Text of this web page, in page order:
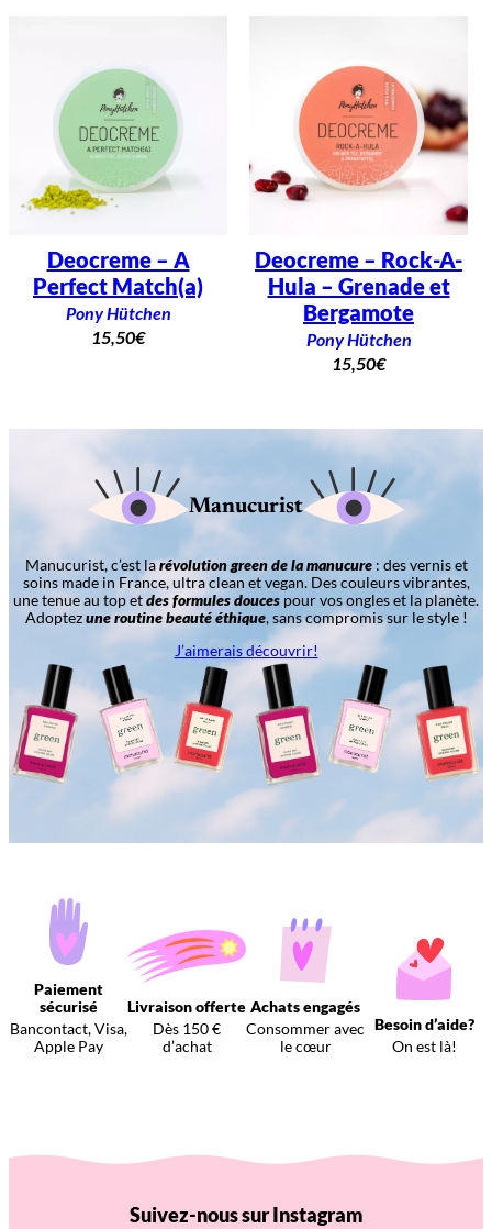
Deocreme – A
Perfect Match(a)
Pony Hütchen
15,50€
Deocreme – Rock-A-
Hula – Grenade et
Bergamote
Pony Hütchen
15,50€
Manucurist
Manucurist, c’est larévolution green de la manucure: des vernis et
soins made in France, ultra clean et vegan. Des couleurs vibrantes,
une tenue au top etdes formules douces pour vos ongles et la planète.
Adoptezune routine beauté éthique, sans compromis sur le style !
J’aimerais découvrir!
Paiement
sécurisé
Bancontact, Visa,
Apple Pay
Livraison offerte
Dès 150 €
d’achat
Achats engagés
Consommer avec
le cœur
Besoin d’aide?
On est là!
Suivez-nous sur Instagram